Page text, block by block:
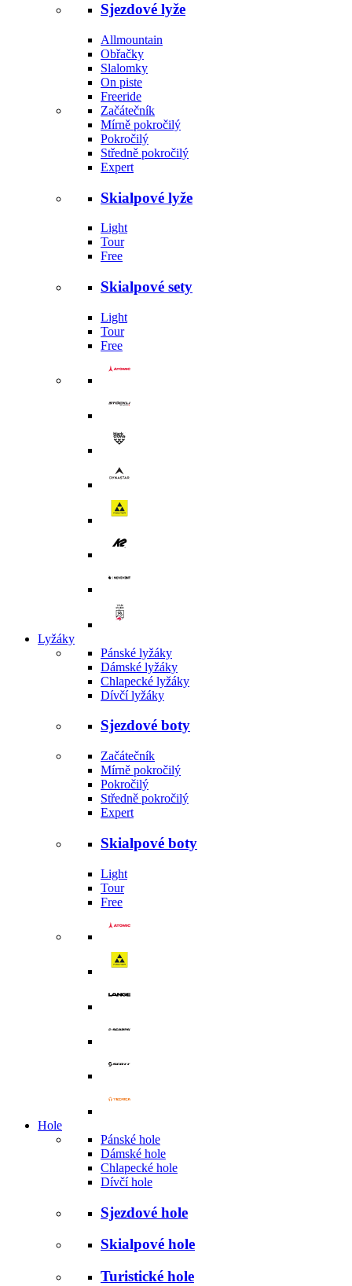
Sjezdové lyže
Allmountain
Obřačky
Slalomky
On piste
Freeride
Začátečník
Mírně pokročilý
Pokročilý
Středně pokročilý
Expert
Skialpové lyže
Light
Tour
Free
Skialpové sety
Light
Tour
Free
Lyžáky
Pánské lyžáky
Dámské lyžáky
Chlapecké lyžáky
Dívčí lyžáky
Sjezdové boty
Začátečník
Mírně pokročilý
Pokročilý
Středně pokročilý
Expert
Skialpové boty
Light
Tour
Free
Hole
Pánské hole
Dámské hole
Chlapecké hole
Dívčí hole
Sjezdové hole
Skialpové hole
Turistické hole